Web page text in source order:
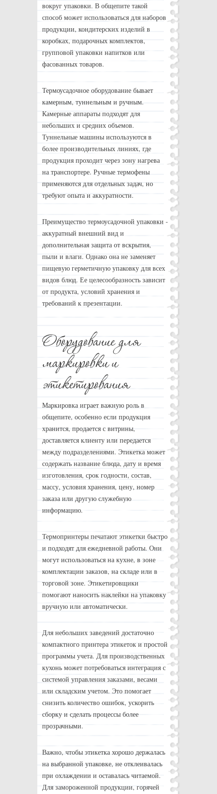
вокруг упаковки. В общепите такой
способ может использоваться для наборов
продукции, кондитерских изделий в
коробках, подарочных комплектов,
групповой упаковки напитков или
фасованных товаров.
Термоусадочное оборудование бывает
камерным, туннельным и ручным.
Камерные аппараты подходят для
небольших и средних объемов.
Туннельные машины используются в
более производительных линиях, где
продукция проходит через зону нагрева
на транспортере. Ручные термофены
применяются для отдельных задач, но
требуют опыта и аккуратности.
Преимущество термоусадочной упаковки -
аккуратный внешний вид и
дополнительная защита от вскрытия,
пыли и влаги. Однако она не заменяет
пищевую герметичную упаковку для всех
видов блюд. Ее целесообразность зависит
от продукта, условий хранения и
требований к презентации.
Маркировка играет важную роль в
общепите, особенно если продукция
хранится, продается с витрины,
доставляется клиенту или передается
между подразделениями. Этикетка может
содержать название блюда, дату и время
изготовления, срок годности, состав,
массу, условия хранения, цену, номер
заказа или другую служебную
информацию.
Термопринтеры печатают этикетки быстро
и подходят для ежедневной работы. Они
могут использоваться на кухне, в зоне
комплектации заказов, на складе или в
торговой зоне. Этикетировщики
помогают наносить наклейки на упаковку
вручную или автоматически.
Для небольших заведений достаточно
компактного принтера этикеток и простой
программы учета. Для производственных
кухонь может потребоваться интеграция с
системой управления заказами, весами
или складским учетом. Это помогает
снизить количество ошибок, ускорить
сборку и сделать процессы более
прозрачными.
Важно, чтобы этикетка хорошо держалась
на выбранной упаковке, не отклеивалась
при охлаждении и оставалась читаемой.
Для замороженной продукции, горячей